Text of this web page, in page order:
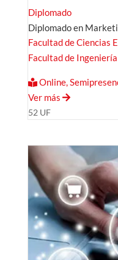
Diplomado
Diplomado en
Facultad de Ciencias
Facultad de
Online,
Ver más
52 UF